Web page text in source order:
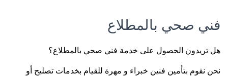
فني صحي بالمطلاع
هل تريدون الحصول على خدمة فني صحي بالمطلاع؟
نحن نقوم بتأمين فنين خبراء و مهرة للقيام بخدمات تصليح أو